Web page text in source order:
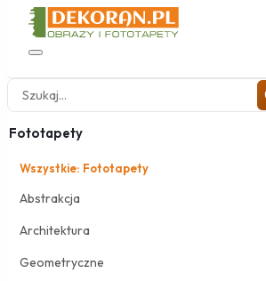
Fototapety
Wszystkie: Fototapety
Abstrakcja
Architektura
Geometryczne